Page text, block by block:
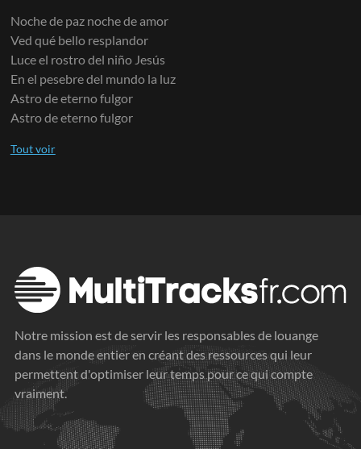
Noche de paz noche de amor
Ved qué bello resplandor
Luce el rostro del niño Jesús
En el pesebre del mundo la luz
Astro de eterno fulgor
Astro de eterno fulgor
Notre mission est de servir les responsables de louange
dans le monde entier en créant des ressources qui leur
permettent d'optimiser leur temps pour ce qui compte
vraiment.